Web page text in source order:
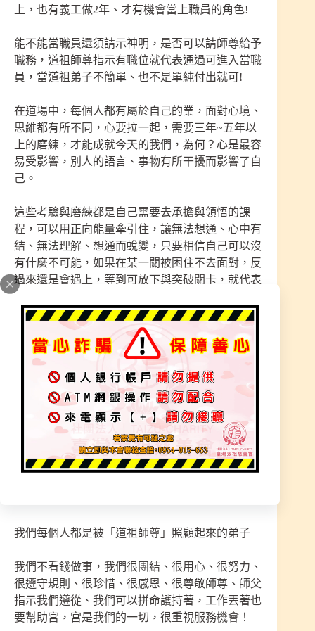
上，也有義工做2年、才有機會當上職員的角色!
能不能當職員還須請示神明，是否可以請師尊給予
職務，道祖師尊指示有職位就代表通過可進入當職
員，當道祖弟子不簡單、也不是單純付出就可!
在道場中，每個人都有屬於自己的業，面對心境、
思維都有所不同，心要拉一起，需要三年~五年以
上的磨練，才能成就今天的我們，為何？心是最容
易受影響，別人的語言、事物有所干擾而影響了自
己。
這些考驗與磨練都是自己需要去承擔與領悟的課
程，可以用正向能量牽引住，讓無法想通、心中有
結、無法理解、想通而蛻變，只要相信自己可以沒
有什麼不可能，如果在某一關被困住不去面對，反
過來還是會遇上，等到可放下與突破關卡，就代表
成長了!
人生總是有低潮時期
人生低潮時期讓您領悟了什麼
人生最低潮時，願神相助或貴人相助能求個穩定
神明要照顧一個家庭不容易，在最艱困時刻
要從井底往上爬，爬到能看到陽光，都要神的安排
我們每個人都是被「道祖師尊」照顧起來的弟子
我們不看錢做事，我們很團結、很用心、很努力、
很遵守規則、很珍惜、很感恩、很尊敬師尊、師父
指示我們遵從、我們可以拼命護持著，工作丟著也
要幫助宮，宮是我們的一切，很重視服務機會！